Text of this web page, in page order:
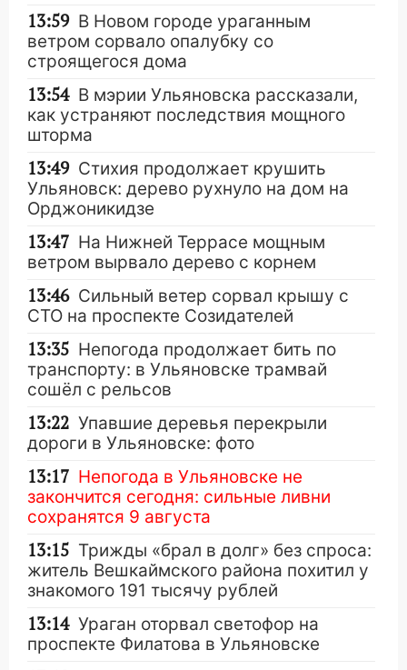
13:59 В Новом городе ураганным
ветром сорвало опалубку со
строящегося дома
13:54 В мэрии Ульяновска рассказали,
как устраняют последствия мощного
шторма
13:49 Стихия продолжает крушить
Ульяновск: дерево рухнуло на дом на
Орджоникидзе
13:47 На Нижней Террасе мощным
ветром вырвало дерево с корнем
13:46 Сильный ветер сорвал крышу с
СТО на проспекте Созидателей
13:35 Непогода продолжает бить по
транспорту: в Ульяновске трамвай
сошёл с рельсов
13:22 Упавшие деревья перекрыли
дороги в Ульяновске: фото
13:17 Непогода в Ульяновске не
закончится сегодня: сильные ливни
сохранятся 9 августа
13:15 Трижды «брал в долг» без спроса:
житель Вешкаймского района похитил у
знакомого 191 тысячу рублей
13:14 Ураган оторвал светофор на
проспекте Филатова в Ульяновске